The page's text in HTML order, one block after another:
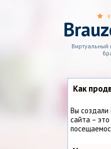
Виртуальный
Как
Вы создали
сайта –